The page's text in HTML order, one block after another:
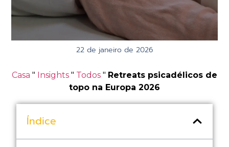
22 de janeiro de 2026
Casa " Insights " Todos " Retreats psicadélicos de
topo na Europa 2026
Índice